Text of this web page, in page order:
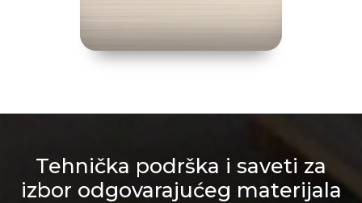
Tehnička podrška i saveti za
izbor odgovarajućeg materijala